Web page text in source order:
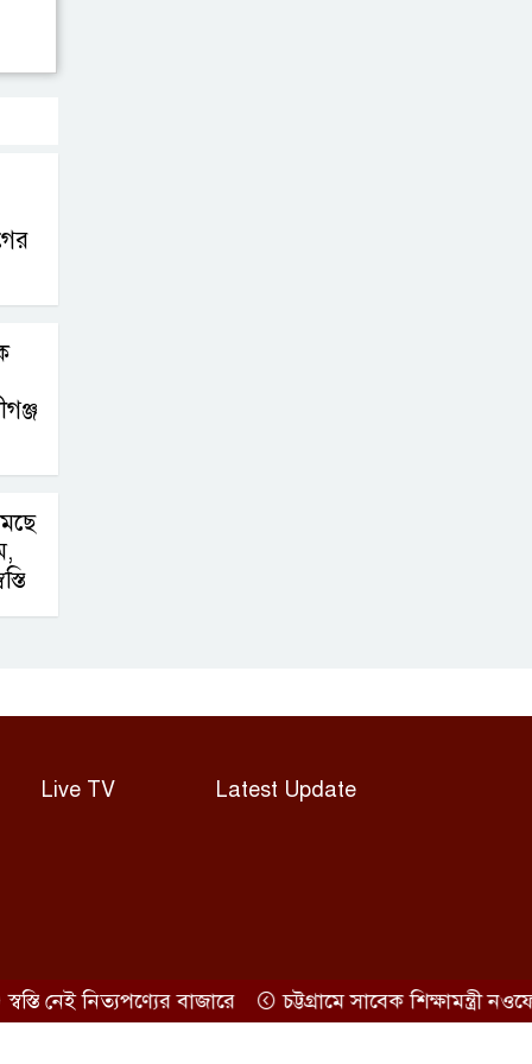
Live TV Latest Update
নেই নিত্যপণ্যের বাজারে চট্টগ্রামে সাবেক শিক্ষামন্ত্রী